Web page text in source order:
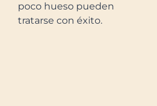
poco hueso pueden
tratarse con éxito.